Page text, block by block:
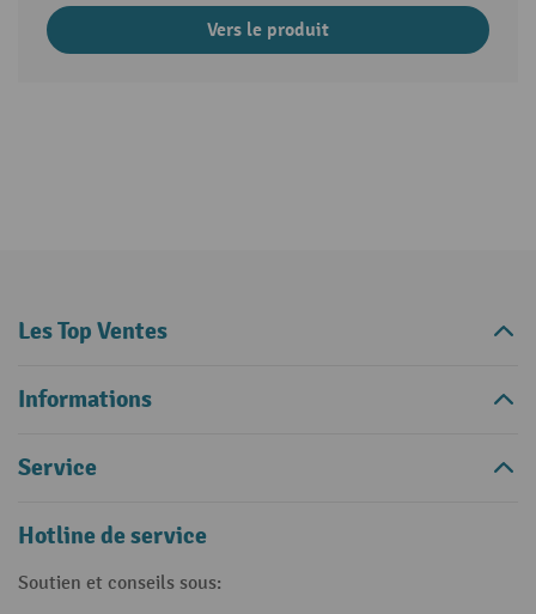
Vers le produit
Les Top Ventes
Informations
Service
Hotline de service
Soutien et conseils sous: